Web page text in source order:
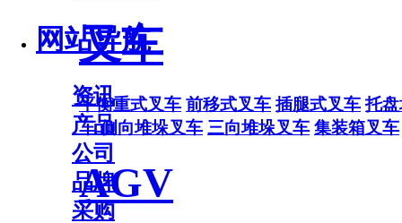
网站导航
资讯
产品
公司
品牌
采购
叉车
平衡重式叉车 前移式叉车 插腿式叉车 托
车 侧向堆垛叉车 三向堆垛叉车 集装箱叉车
AGV